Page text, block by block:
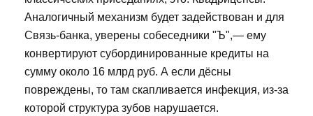
Аналогичный механизм будет задействован и для
Связь-банка, уверены собеседники "Ъ",— ему
конвертируют субординированные кредиты на
сумму около 16 млрд руб. А если дёсны
повреждены, то там скапливается инфекция, из-за
которой структура зубов нарушается.